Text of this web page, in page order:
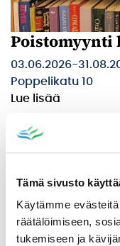
Tämä sivusto
Käytämme
räätälöimiseen,
tukemiseen ja
03.06.2026-
Poppelikatu 10
Lue lisää